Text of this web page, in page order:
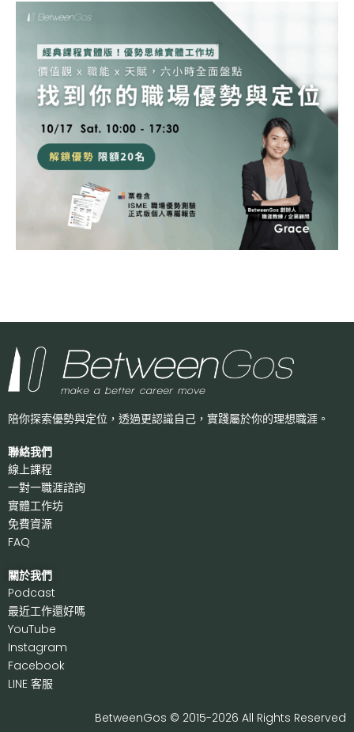
陪你探索優勢與定位，透過更認識自己， 實踐屬於你的理想職涯。
聯絡我們
線上課程
一對一職涯諮詢
實體工作坊
免費資源
FAQ
關於我們
Podcast
最近工作還好嗎
YouTube
Instagram
Facebook
LINE 客服
BetweenGos © 2015-2026 All Rights Reserved